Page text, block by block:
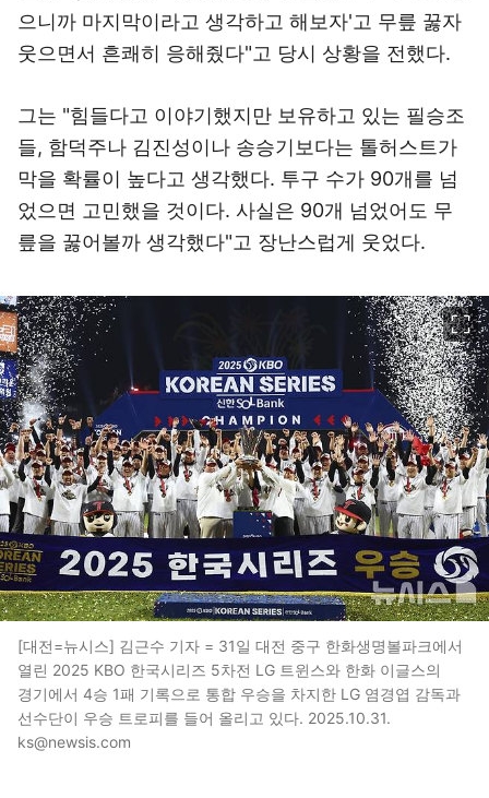
으니까 마지막이라고 생각하고 해보자'고 무릎 꿇자
웃으면서 흔쾌히 응해줬다"고 당시 상황을 전했다.
그는 "힘들다고 이야기했지만 보유하고 있는 필승조
들, 함덕주나 김진성이나 송승기보다는 톨허스트가
막을 확률이 높다고 생각했다. 투구 수가 90개를 넘
었으면 고민했을 것이다. 사실은 90개 넘었어도 무
릎을 꿇어볼까 생각했다"고 장난스럽게 웃었다.
[대전=뉴시스] 김근수 기자 = 31일 대전 중구 한화생명볼파크에서
열린 2025 KBO 한국시리즈 5차전 LG 트윈스와 한화 이글스의
경기에서 4승 1패 기록으로 통합 우승을 차지한 LG 염경엽 감독과
선수단이 우승 트로피를 들어 올리고 있다. 2025.10.31.
ks@newsis.com